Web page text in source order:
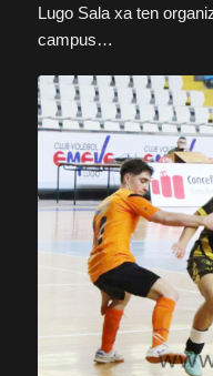
Lugo Sala xa ten
campus…